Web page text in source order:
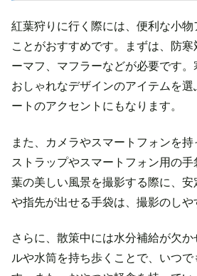
紅葉狩りに行く際には、便利な小物
ことがおすすめです。まずは、防
ーマフ、マフラーなどが必要です。
おしゃれなデザインのアイテムを
ートのアクセントにもなります。
また、カメラやスマートフォンを
ストラップやスマートフォン用の
葉の美しい風景を撮影する際に、
や指先が出せる手袋は、撮影のしや
さらに、散策中には水分補給が欠か
ルや水筒を持ち歩くことで、いつで